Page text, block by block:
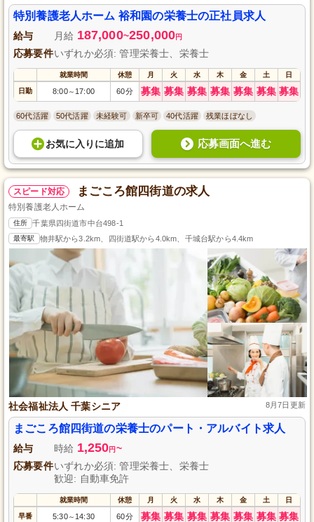
特別養護老人ホーム 裕和園の栄養士の正社員求人
給与 月給 187,000~250,000円
応募要件いずれか必須: 管理栄養士、栄養士
就業時間 休憩 月 火 水 木 金 土 日
日勤 8:00～ 17:00 60分 募集 募集 募集 募集 募集 募集 募集
60代活躍 50代活躍 未経験可 新卒可 40代活躍 残業ほぼなし
お気に入り に追加 応募画面へ進む
スピード対応 まごころ館四街道の求人
特別養護老人ホーム
住所 千葉県四街道市中台498-1
最寄駅 物井駅から3.2km、四街道駅から4.0km、千城台駅から4.4km
社会福祉法人 千葉シニア 8月7日更新
まごころ館四街道の栄養士のパート・アルバイト求人
給与 時給 1,250円 ~
応募要件いずれか必須: 管理栄養士、栄養士
歓迎: 自動車免許
就業時間 休憩 月 火 水 木 金 土 日
早番 5:30～ 14:30 60分 募集 募集 募集 募集 募集 募集 募集